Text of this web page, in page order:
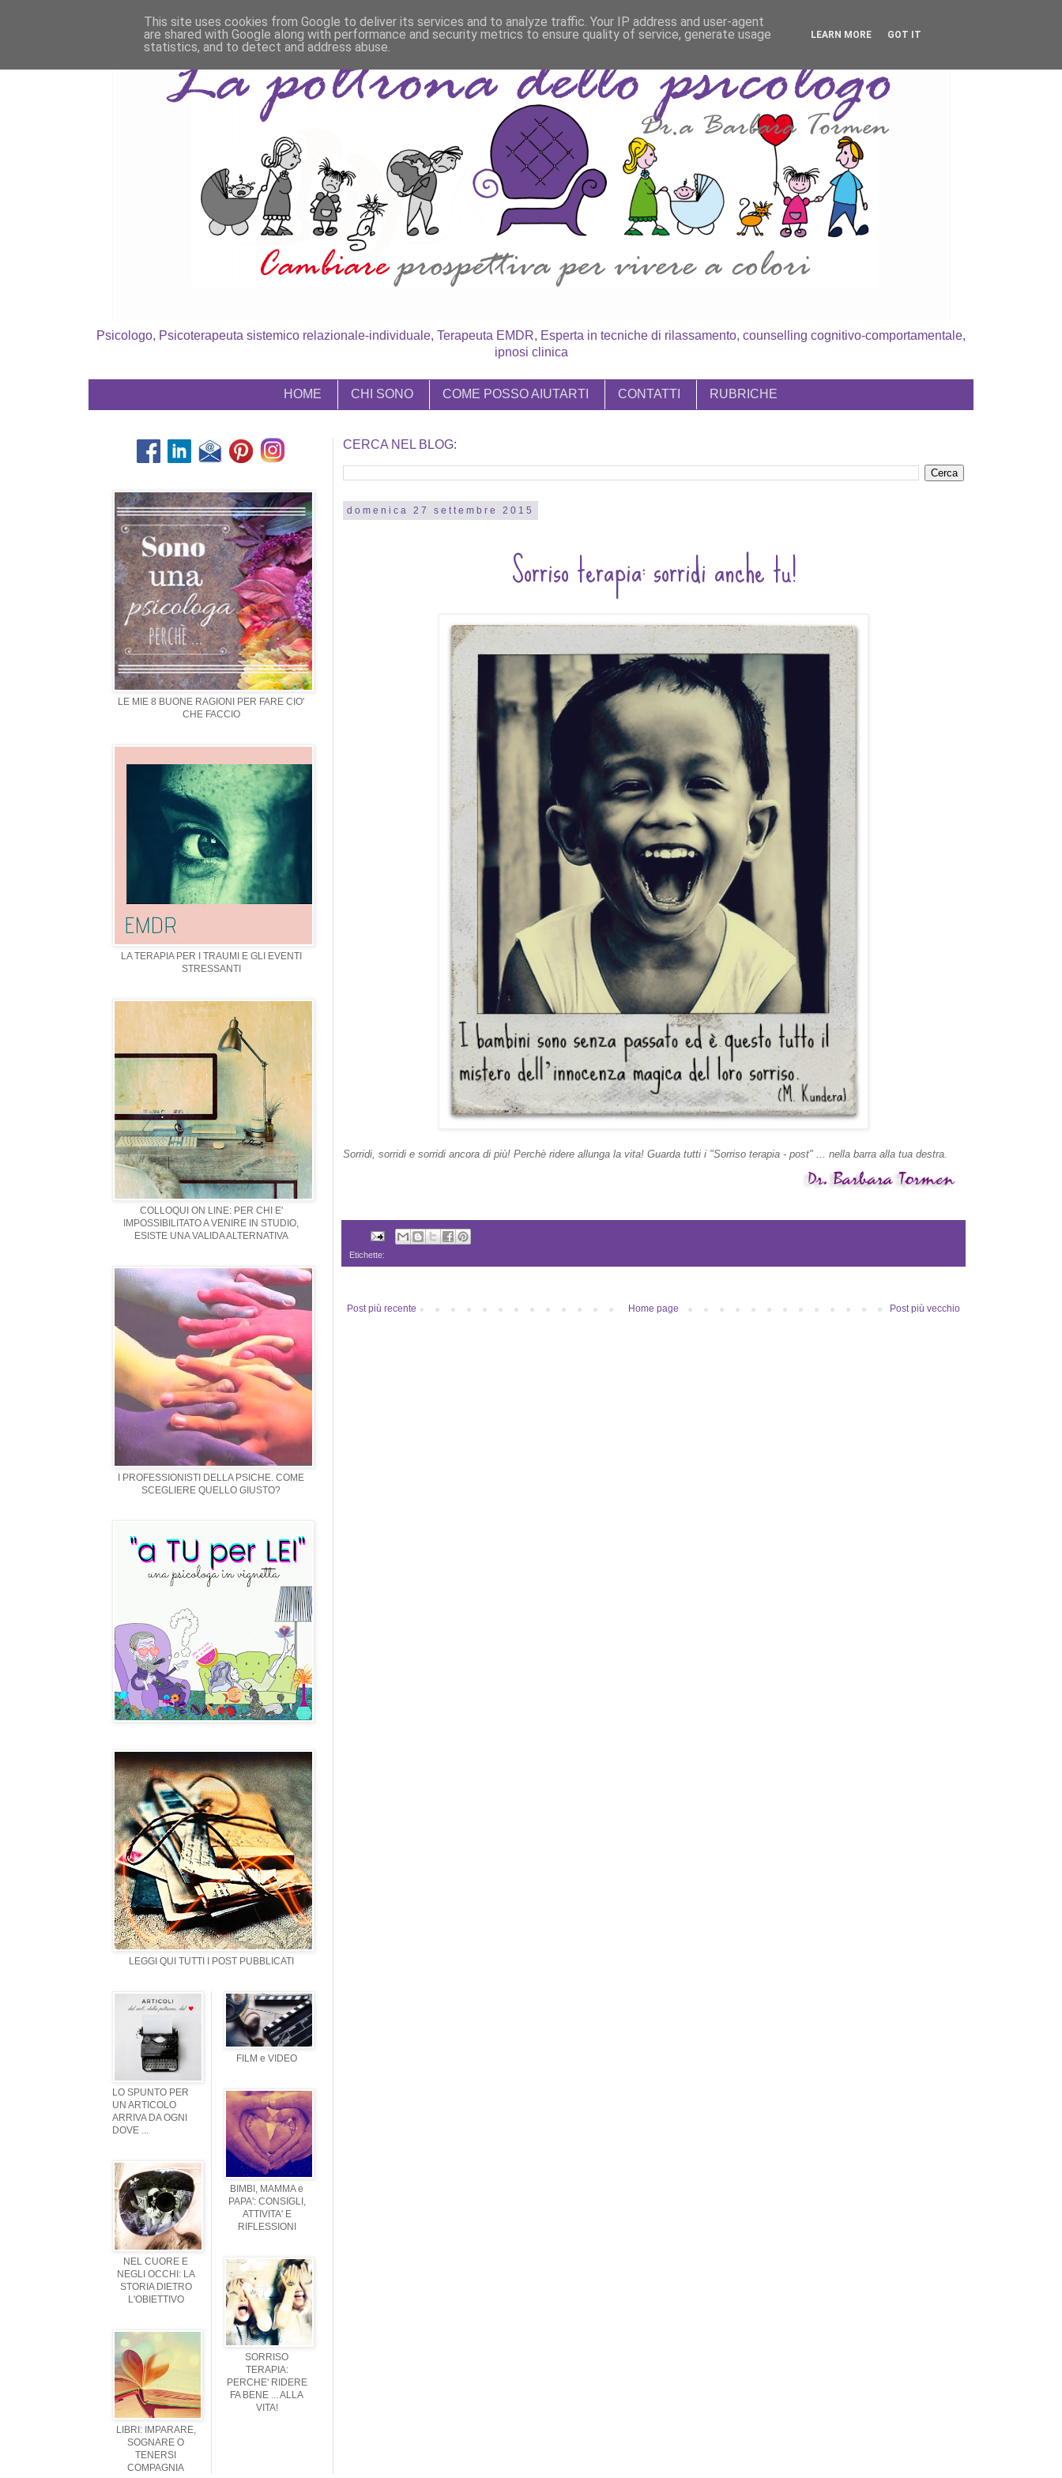
Psicologo, Psicoterapeuta sistemico relazionale-individuale, Terapeuta EMDR, Esperta in tecniche di rilassamento, counselling cognitivo-comportamentale,
ipnosi clinica
HOME CHI SONO COME POSSO AIUTARTI CONTATTI RUBRICHE
CERCA NEL BLOG:
domenica 27 settembre 2015
Sorriso terapia: sorridi anche tu!
Sorridi, sorridi e sorridi ancora di più! Perchè ridere allunga la vita! Guarda tutti i "Sorriso terapia - post" ... nella barra alla tua destra.
Etichette:
Post più recente Post più vecchio
Home page
LE MIE 8 BUONE RAGIONI PER FARE CIO'
CHE FACCIO
LA TERAPIA PER I TRAUMI E GLI EVENTI
STRESSANTI
COLLOQUI ON LINE: PER CHI E'
IMPOSSIBILITATO A VENIRE IN STUDIO,
ESISTE UNA VALIDA ALTERNATIVA
I PROFESSIONISTI DELLA PSICHE. COME
SCEGLIERE QUELLO GIUSTO?
LEGGI QUI TUTTI I POST PUBBLICATI
LO SPUNTO PER
UN ARTICOLO
ARRIVA DA OGNI
DOVE ...
NEL CUORE E
NEGLI OCCHI: LA
STORIA DIETRO
L'OBIETTIVO
LIBRI: IMPARARE,
SOGNARE O
TENERSI
COMPAGNIA
FILM e VIDEO
BIMBI, MAMMA e
PAPA': CONSIGLI,
ATTIVITA' E
RIFLESSIONI
SORRISO
TERAPIA:
PERCHE' RIDERE
FA BENE ... ALLA
VITA!
This site uses cookies from Google to deliver its services and to analyze traffic. Your IP address and user-agent
are shared with Google along with performance and security metrics to ensure quality of service, generate usage
statistics, and to detect and address abuse.
LEARN MORE GOT IT